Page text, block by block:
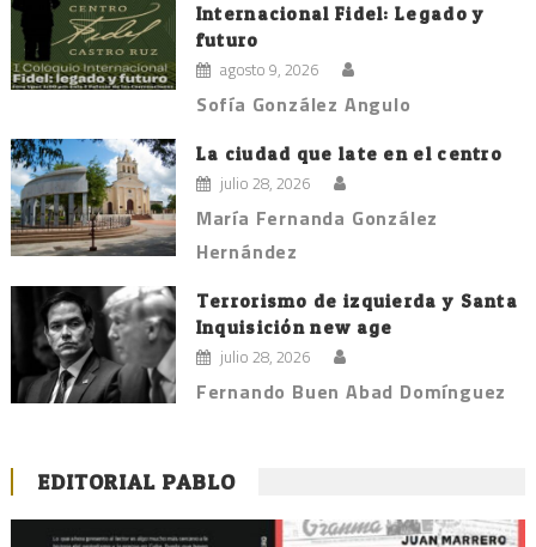
Internacional Fidel: Legado y
futuro
agosto 9, 2026
Sofía González Angulo
La ciudad que late en el centro
julio 28, 2026
María Fernanda González
Hernández
Terrorismo de izquierda y Santa
Inquisición new age
julio 28, 2026
Fernando Buen Abad Domínguez
EDITORIAL PABLO